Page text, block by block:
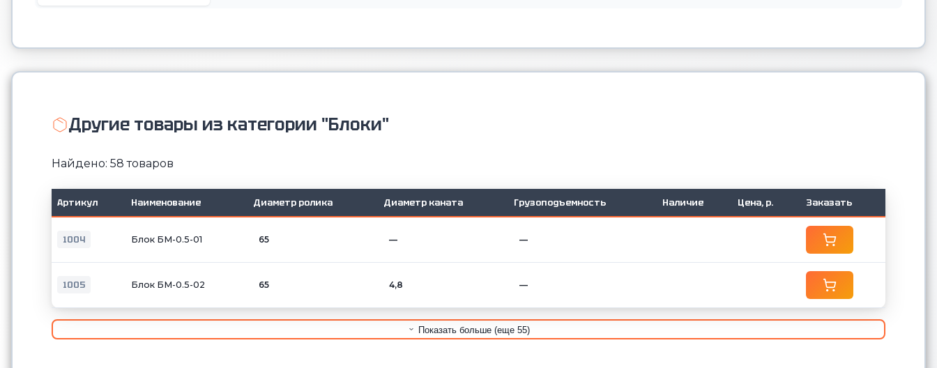
Другие товары из категории "Блоки"
Найдено: 58 товаров
Артикул Наименование Диаметр ролика Диаметр каната Грузоподъемность Наличие Цена, р. Заказать
1004 Блок БМ-0.5-01 65 — —
1005 Блок БМ-0.5-02 65 4,8 —
Показать больше (еще 55)